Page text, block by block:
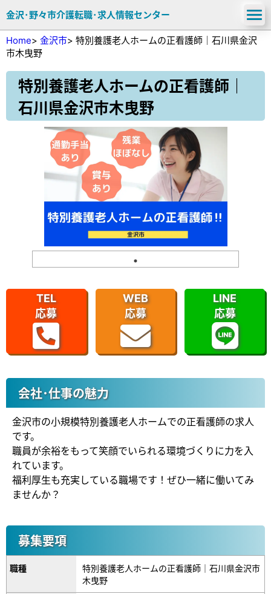
金沢･野々市介護転職･求人情報センター
Home> 金沢市> 特別養護老人ホームの正看護師｜石川県金沢
市木曳野
特別養護老人ホームの正看護師｜
石川県金沢市木曳野
TEL
応募
WEB
応募
LINE
応募
会社･仕事の魅力
金沢市の小規模特別養護老人ホームでの正看護師の求人
です。
職員が余裕をもって笑顔でいられる環境づくりに力を入
れています。
福利厚生も充実している職場です！ぜひ一緒に働いてみ
ませんか？
募集要項
職種
特別養護老人ホームの正看護師｜石川県金沢市
木曳野